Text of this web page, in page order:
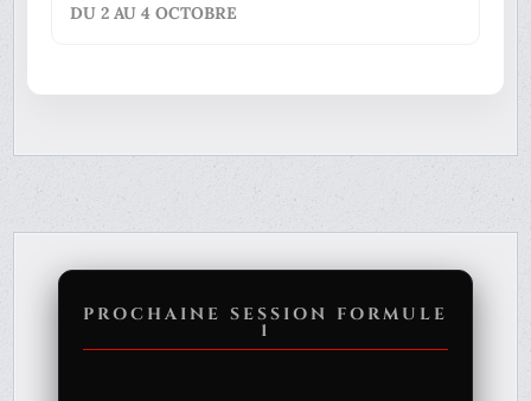
DU 2 AU 4 OCTOBRE
PROCHAINE SESSION FORMULE
1